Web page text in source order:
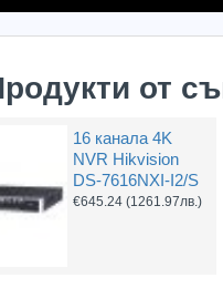
от
16 канала 4K
NVR Hikvision
DS-7616NXI-I2/S
€645.24 (1261.97лв.)